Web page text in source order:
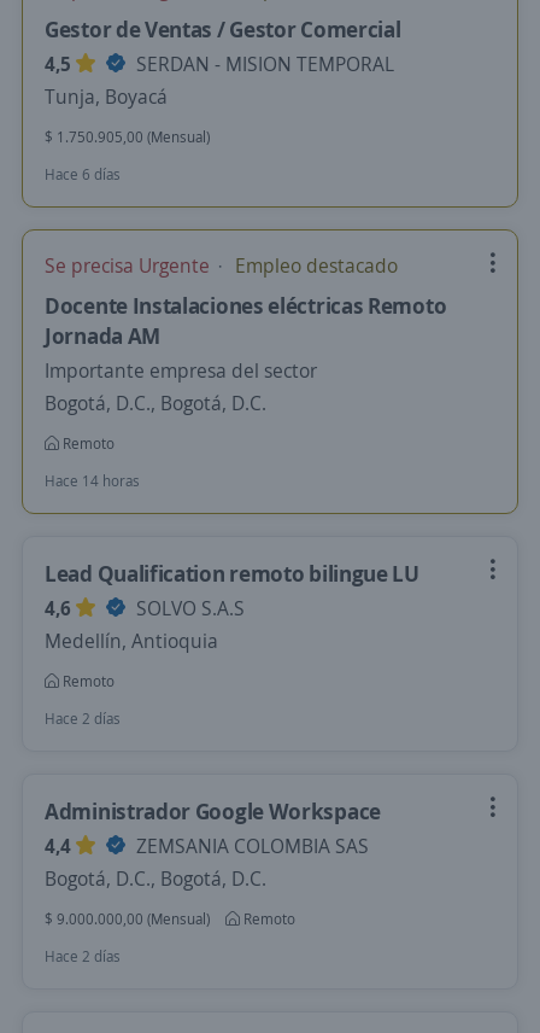
Gestor de Ventas / Gestor Comercial
4,5
SERDAN - MISION TEMPORAL
Tunja, Boyacá
$ 1.750.905,00 (Mensual)
Hace 6 días
Se precisa Urgente Empleo destacado
Docente Instalaciones eléctricas Remoto
Jornada AM
Importante empresa del sector
Bogotá, D.C., Bogotá, D.C.
Remoto
Hace 14 horas
Lead Qualification remoto bilingue LU
4,6
SOLVO S.A.S
Medellín, Antioquia
Remoto
Hace 2 días
Administrador Google Workspace
4,4
ZEMSANIA COLOMBIA SAS
Bogotá, D.C., Bogotá, D.C.
$ 9.000.000,00 (Mensual)
Remoto
Hace 2 días